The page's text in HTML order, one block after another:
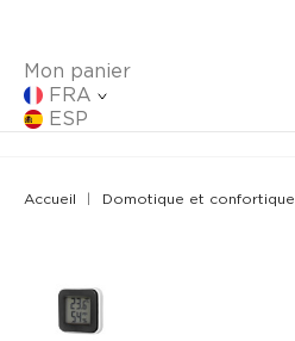
Mon panier
FRA
ESP
Accueil Domotique et confortique